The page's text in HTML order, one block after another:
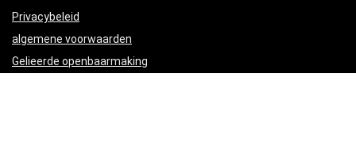
Privacybeleid
algemene voorwaarden
Gelieerde openbaarmaking